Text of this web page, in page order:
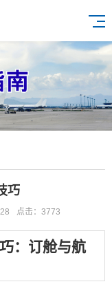
巧
点击：3773
：订舱与航